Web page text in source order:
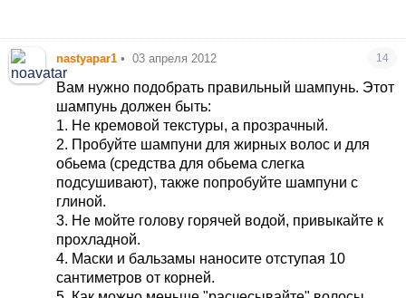
nastyapar1 • 03 апреля 2012 14
Вам нужно подобрать правильный шампунь. Этот
шампунь должен быть:
1. Не кремовой текстуры, а прозрачный.
2. Пробуйте шампуни для жирных волос и для
обьема (средства для обьема слегка
подсушивают), также попробуйте шампуни с
глиной.
3. Не мойте голову горячей водой, привыкайте к
прохладной.
4. Маски и бальзамы наносите отступая 10
сантиметров от корней.